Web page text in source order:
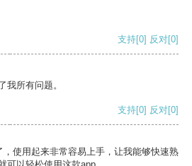
支持[0] 反对[0]
我所有问题。
支持[0] 反对[0]
使用起来非常容易上手，让我能够快速熟